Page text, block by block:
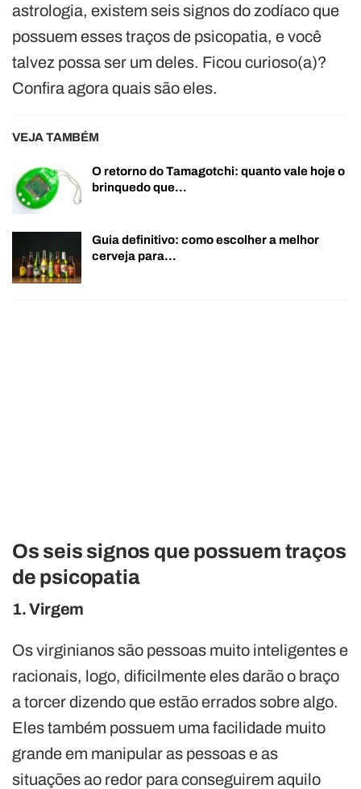
astrologia, existem seis signos do zodíaco que
possuem esses traços de psicopatia, e você
talvez possa ser um deles. Ficou curioso(a)?
Confira agora quais são eles.
VEJA TAMBÉM
O retorno do Tamagotchi: quanto vale hoje o
brinquedo que…
Guia definitivo: como escolher a melhor
cerveja para…
Os seis signos que possuem traços
de psicopatia
1. Virgem
Os virginianos são pessoas muito inteligentes e
racionais, logo, dificilmente eles darão o braço
a torcer dizendo que estão errados sobre algo.
Eles também possuem uma facilidade muito
grande em manipular as pessoas e as
situações ao redor para conseguirem aquilo